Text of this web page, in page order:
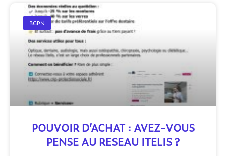
BGPN
POUVOIR D’ACHAT : AVEZ-VOUS
PENSE AU RESEAU ITELIS ?